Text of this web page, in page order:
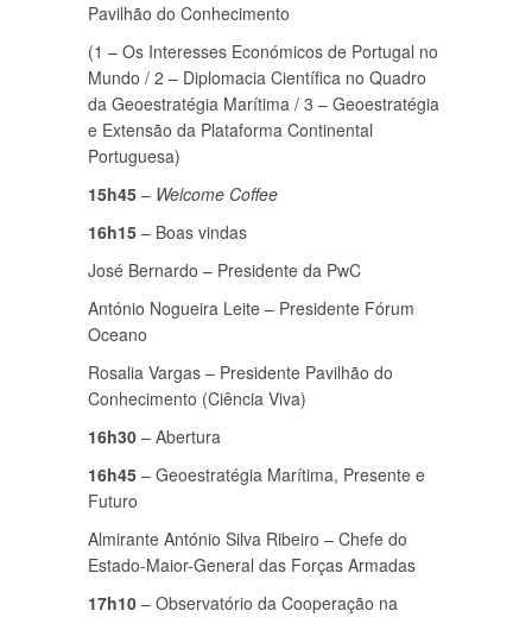
Pavilhão do Conhecimento
(1 – Os Interesses Económicos de Portugal no
Mundo / 2 – Diplomacia Científica no Quadro
da Geoestratégia Marítima / 3 – Geoestratégia
e Extensão da Plataforma Continental
Portuguesa)
15h45 – Welcome Coffee
16h15 – Boas vindas
José Bernardo – Presidente da PwC
António Nogueira Leite – Presidente Fórum
Oceano
Rosalia Vargas – Presidente Pavilhão do
Conhecimento (Ciência Viva)
16h30 – Abertura
16h45 – Geoestratégia Marítima, Presente e
Futuro
Almirante António Silva Ribeiro – Chefe do
Estado-Maior-General das Forças Armadas
17h10 – Observatório da Cooperação na